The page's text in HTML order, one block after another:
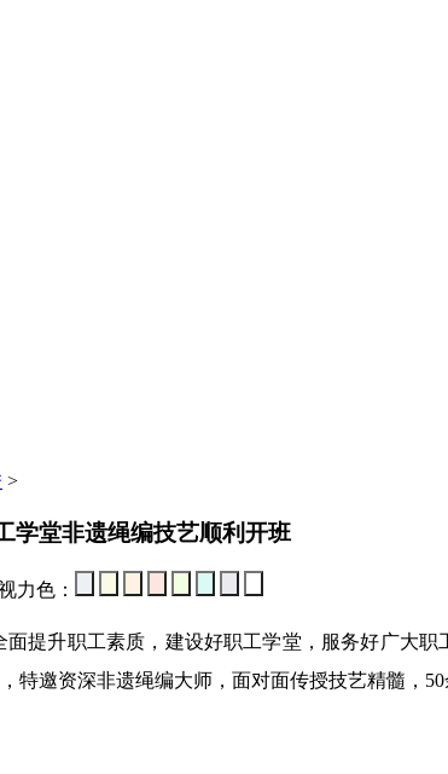
>
学堂非遗绳编技艺顺利开班
力色：
升职工素质，建设好职工学堂，服务好广大
特邀资深非遗绳编大师，面对面传授技艺精髓，50